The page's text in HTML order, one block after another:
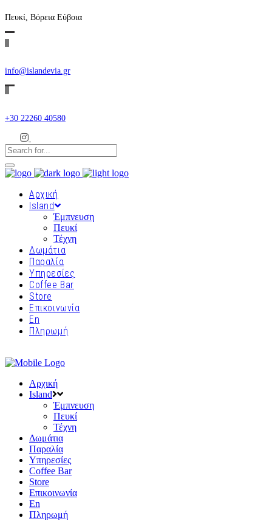
Πευκί, Βόρεια Εύβοια
info@islandevia.gr
+30 22260 40580
Αρχική
Island
Έμπνευση
Πευκί
Τέχνη
Δωμάτια
Παραλία
Υπηρεσίες
Coffee Bar
Store
Επικοινωνία
En
Πληρωμή
Αρχική
Island
Έμπνευση
Πευκί
Τέχνη
Δωμάτια
Παραλία
Υπηρεσίες
Coffee Bar
Store
Επικοινωνία
En
Πληρωμή